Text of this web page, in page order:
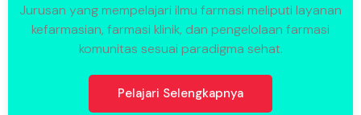
Jurusan yang mempelajari ilmu farmasi meliputi layanan
kefarmasian, farmasi klinik, dan pengelolaan farmasi
komunitas sesuai paradigma sehat.
Pelajari Selengkapnya